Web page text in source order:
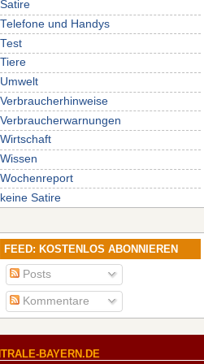
Satire
Telefone und Handys
Test
Tiere
Umwelt
Verbraucherhinweise
Verbraucherwarnungen
Wirtschaft
Wissen
Wochenreport
keine Satire
FEED: KOSTENLOS ABONNIEREN
Posts
Kommentare
BAYERN.DE